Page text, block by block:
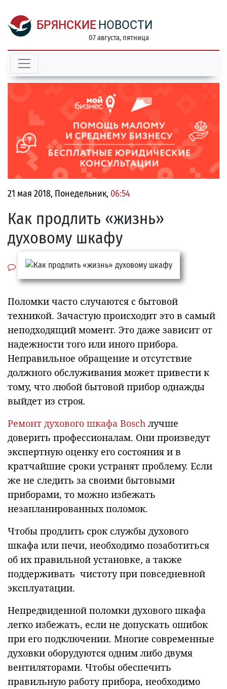
БРЯНСКИЕ НОВОСТИ
07 августа, пятница
21 мая 2018, Понедельник, 06:54
Как продлить «жизнь»
духовому шкафу
Поломки часто случаются с бытовой
техникой. Зачастую происходит это в самый
неподходящий момент. Это даже зависит от
надежности того или иного прибора.
Неправильное обращение и отсутствие
должного обслуживания может привести к
тому, что любой бытовой прибор однажды
выйдет из строя.
Ремонт духового шкафа Bosch лучше
доверить профессионалам. Они произведут
экспертную оценку его состояния и в
кратчайшие сроки устранят проблему. Если
же не следить за своими бытовыми
приборами, то можно избежать
незапланированных поломок.
Чтобы продлить срок службы духового
шкафа или печи, необходимо позаботиться
об их правильной установке, а также
поддерживать чистоту при повседневной
эксплуатации.
Непредвиденной поломки духового шкафа
легко избежать, если не допускать ошибок
при его подключении. Многие современные
духовки оборудуются одним либо двумя
вентиляторами. Чтобы обеспечить
правильную работу прибора, необходимо